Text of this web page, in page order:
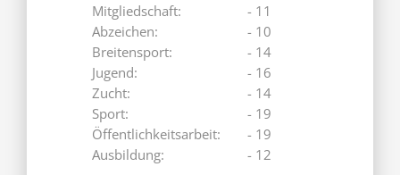
Mitgliedschaft:
Abzeichen:
Breitensport:
Jugend:
Zucht:
Sport:
Öffentlichkeitsarbeit:
Ausbildung:
- 11
- 10
- 14
- 16
- 14
- 19
- 19
- 12